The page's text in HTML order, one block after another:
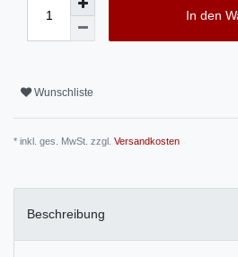
In den
Wunschliste
* inkl. ges. MwSt. zzgl. Versandkosten
Beschreibung